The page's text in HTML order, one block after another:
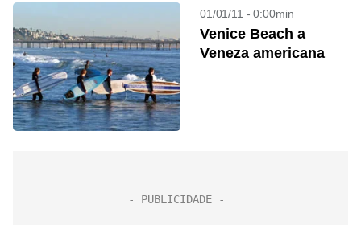
01/01/11 - 0:00min
Venice Beach a
Veneza americana